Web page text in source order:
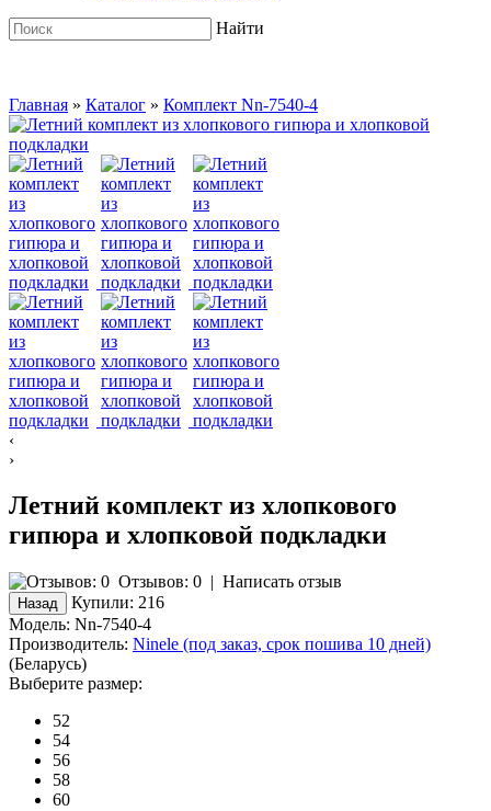
Найти
Главная » Каталог » Комплект Nn-7540-4
‹
›
Летний комплект из хлопкового
гипюра и хлопковой подкладки
Отзывов: 0 | Написать отзыв
Купили: 216
Модель: Nn-7540-4
Производитель: Ninele (под заказ, срок пошива 10 дней)
(Беларусь)
Выберите размер:
52
54
56
58
60